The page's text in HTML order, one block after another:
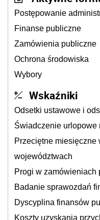
Postępowanie
Finanse publiczne
Zamówienia publiczne
Ochrona środowiska
Wybory
Wskaźniki
Odsetki ustawowe i
Świadczenie urlopowe
Przeciętne miesięczne
województwach
Progi w zamówieniach
Badanie sprawozdań
Dyscyplina finansów
Koszty uzyskania